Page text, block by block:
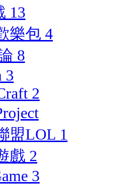
13
樂包 4
8
3
2
盟LOL 1
戲 2
3